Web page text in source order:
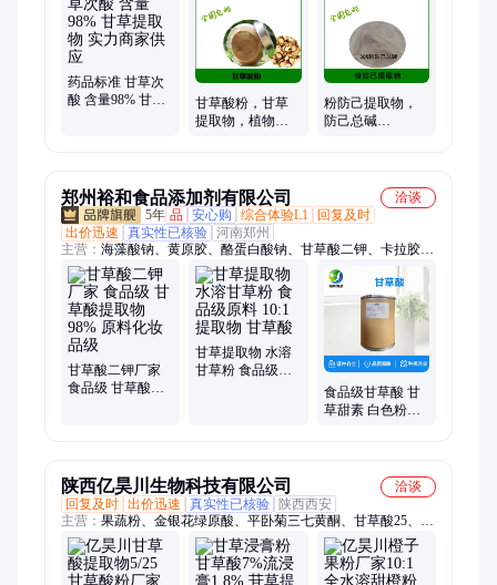
药品标准 甘草次
酸 含量98% 甘草
甘草酸粉，甘草
提取物，植物甜
粉防己提取物，
防己总碱
郑州裕和食品添加剂有限公司
洽谈
5年 品 安心购 综合体验L1
回复及时
出价迅速
真实性已核验 河南郑州
主营： 海藻酸钠、黄原胶、酪蛋白酸钠、甘草酸二钾、卡拉胶、
胍基乙酸、瓜尔胶/瓜尔豆胶、核苷酸、L-精氨酸、亚硫酸氢钠、
苹果酸、柠檬酸、乳酸链球菌素、明胶、木糖、低聚果糖、苏氨
酸、色氨酸、牛磺酸、山梨酸钾、L-半胱氨酸盐酸盐、β-胡萝卜
素
甘草酸二钾厂家
食品级 甘草酸提
甘草提取物 水溶
甘草粉 食品级原
食品级甘草酸 甘
草甜素 白色粉末
陕西亿昊川生物科技有限公司
洽谈
回复及时 出价迅速 真实性已核验 陕西西安
主营： 果蔬粉、金银花绿原酸、平卧菊三七黄酮、甘草酸25、大
豆苷元、水杨甙、肽粉、山楂黄酮、姜黄素、PQQ